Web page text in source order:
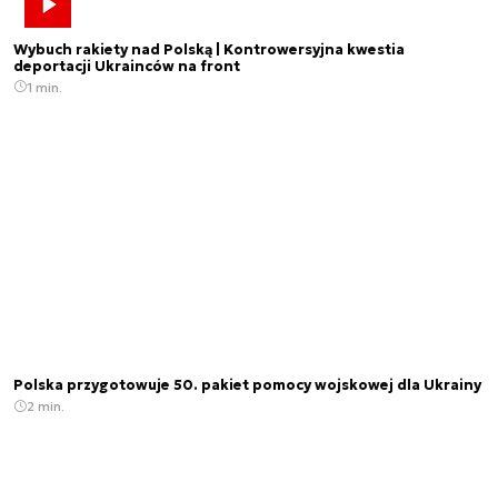
Wybuch rakiety nad Polską | Kontrowersyjna kwestia
deportacji Ukrainców na front
1 min.
Polska przygotowuje 50. pakiet pomocy wojskowej dla Ukrainy
2 min.